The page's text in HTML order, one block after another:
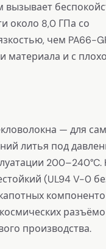
вызывает
около 8,0 ГПа со
чем PA66-
материала и с
— для
литья под
200–240°C.
(UL94 V-0
производства.